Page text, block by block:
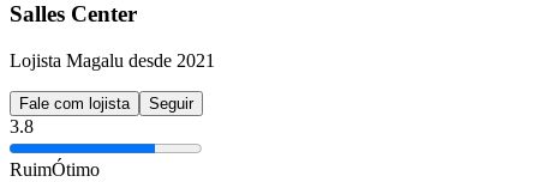
Salles Center
Lojista Magalu desde 2021
Fale com lojista Seguir
3.8
RuimÓtimo